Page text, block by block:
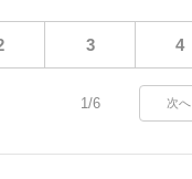
3 4
1/6 次へ